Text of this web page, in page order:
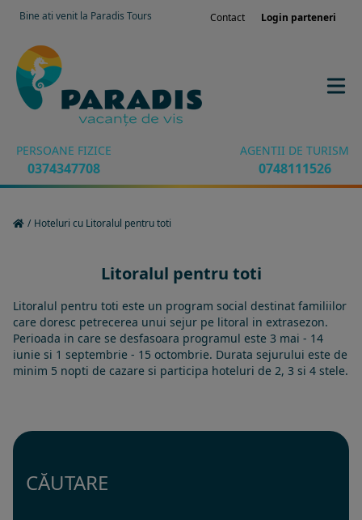
Bine ati venit la Paradis Tours Contact Login parteneri
PERSOANE FIZICE
0374347708
AGENTII DE TURISM
0748111526
/ Hoteluri cu Litoralul pentru toti
Litoralul pentru toti
Litoralul pentru toti este un program social destinat familiilor
care doresc petrecerea unui sejur pe litoral in extrasezon.
Perioada in care se desfasoara programul este 3 mai - 14
iunie si 1 septembrie - 15 octombrie. Durata sejurului este de
minim 5 nopti de cazare si participa hoteluri de 2, 3 si 4 stele.
CĂUTARE